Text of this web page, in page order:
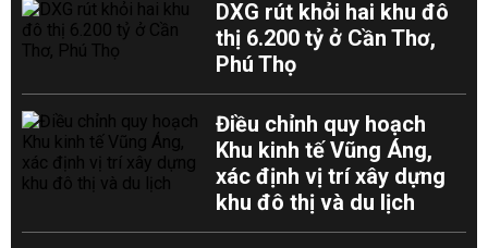
DXG rút khỏi hai khu đô
thị 6.200 tỷ ở Cần Thơ,
Phú Thọ
Điều chỉnh quy hoạch
Khu kinh tế Vũng Áng,
xác định vị trí xây dựng
khu đô thị và du lịch